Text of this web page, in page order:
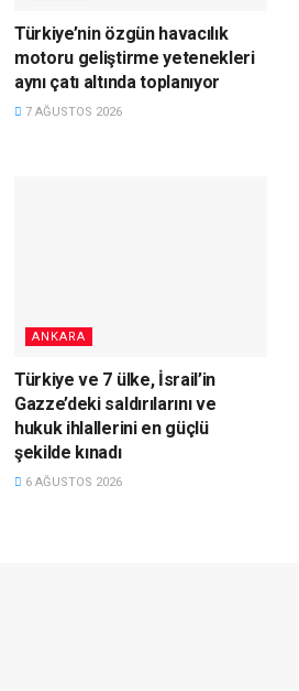
Türkiye’nin özgün havacılık
motoru geliştirme yetenekleri
aynı çatı altında toplanıyor
7 AĞUSTOS 2026
ANKARA
Türkiye ve 7 ülke, İsrail’in
Gazze’deki saldırılarını ve
hukuk ihlallerini en güçlü
şekilde kınadı
6 AĞUSTOS 2026